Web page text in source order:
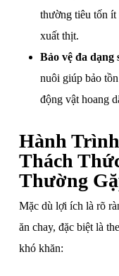
thường tiêu tốn ít
xuất thịt.
Bảo vệ đa dạng
nuôi giúp bảo
động vật hoang
Hành
Thách
Thường
Mặc dù lợi ích là rõ
ăn chay, đặc biệt là
khó khăn: